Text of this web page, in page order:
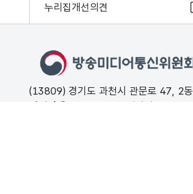
누리집개선의견
(13809) 경기도 과천시 관문로 47, 2동